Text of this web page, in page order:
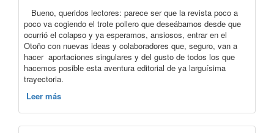
Bueno, queridos lectores: parece ser que la revista poco a
poco va cogiendo el trote pollero que deseábamos desde que
ocurrió el colapso y ya esperamos, ansiosos, entrar en el
Otoño con nuevas ideas y colaboradores que, seguro, van a
hacer aportaciones singulares y del gusto de todos los que
hacemos posible esta aventura editorial de ya larguísima
trayectoria.
Leer más